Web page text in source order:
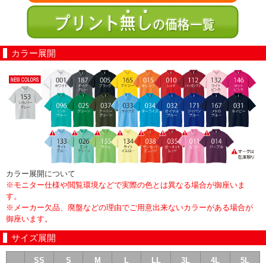
カラー展開
カラー展開について
※モニター仕様や閲覧環境などで実際の色とは異なる場合が御座いま
す。
※メーカー欠品、廃盤などの理由でご用意出来ないカラーがある場合が
御座います。
サイズ展開
SS S M L LL 3L 4L 5L